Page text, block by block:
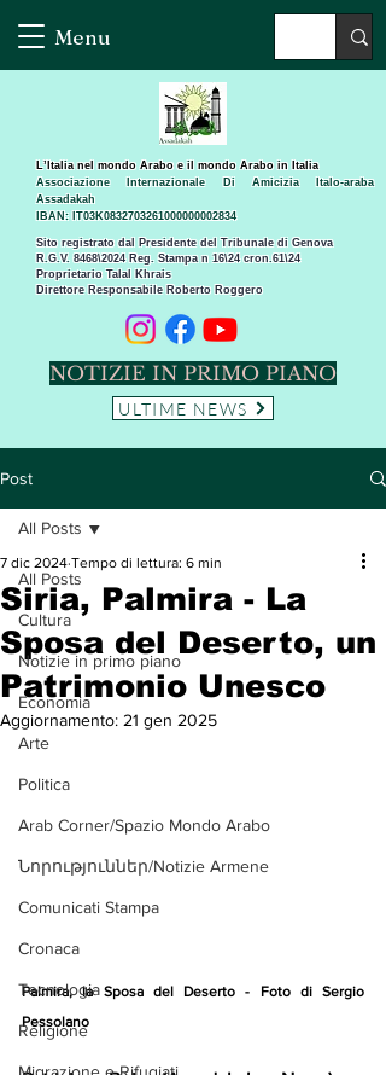
Menu
Sito registrato dal Presidente del Tribunale di Genova
R.G.V. 8468\2024 Reg. Stampa n 16\24 cron.61\24 ​
Proprietario Talal Khrais
Direttore Responsabile Roberto Roggero
L’Italia nel mondo Arabo e il mondo Arabo in Italia
Associazione Internazionale Di Amicizia Italo-araba
Assadakah
IBAN: IT03K0832703261000000002834
NOTIZIE IN PRIMO PIANO
ULTIME NEWS
Post
All Posts
Cultura
Notizie in primo piano
Economia
Arte
Politica
Arab Corner/Spazio Mondo Arabo
Նորություններ/Notizie Armene
Comunicati Stampa
Cronaca
Tecnologia
Religione
All Posts
Siria, Palmira - La
Sposa del Deserto, un
Patrimonio Unesco
7 dic 2024 Tempo di lettura: 6 min
Aggiornamento: 21 gen 2025
Palmira, la Sposa del Deserto - Foto di Sergio
Pessolano